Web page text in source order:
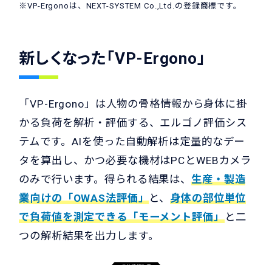
※VP-Ergonoは、NEXT-SYSTEM Co.,Ltd.の登録商標です。
新しくなった「VP-Ergono」
「VP-Ergono」は人物の骨格情報から身体に掛
かる負荷を解析・評価する、エルゴノ評価シス
テムです。AIを使った自動解析は定量的なデー
タを算出し、かつ必要な機材はPCとWEBカメラ
のみで行います。得られる結果は、生産・製造
業向けの「OWAS法評価」と、身体の部位単位
で負荷値を測定できる「モーメント評価」と二
つの解析結果を出力します。